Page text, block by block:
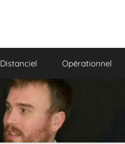
Distanciel Opérationnel